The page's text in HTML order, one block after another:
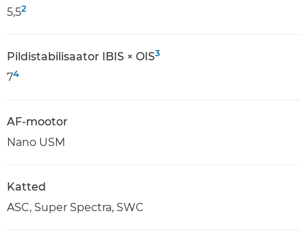
5,52
Pildistabilisaator IBIS × OIS3
74
AF-mootor
Nano USM
Katted
ASC, Super Spectra, SWC